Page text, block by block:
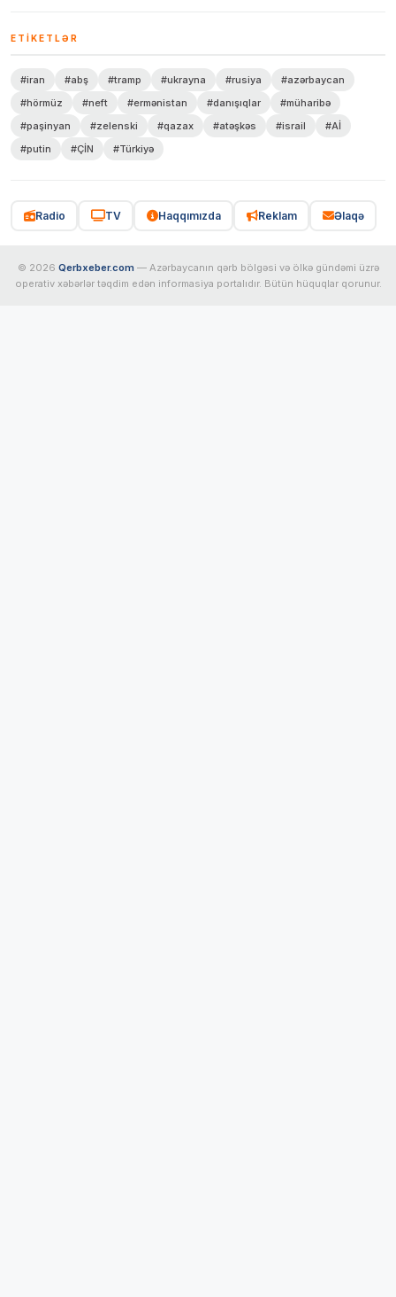
ETIKETLƏR
#iran #abş #tramp #ukrayna #rusiya
#azərbaycan
#hörmüz
#neft #ermənistan #danışıqlar
#müharibə
#paşinyan
#zelenski #qazax #atəşkəs #israil
#Aİ
#putin
#ÇİN #Türkiyə
Radio TV Haqqımızda Reklam Əlaqə
© 2026 Qerbxeber.com — Azərbaycanın qərb bölgəsi və ölkə gündəmi üzrə
operativ xəbərlər təqdim edən informasiya portalıdır. Bütün hüquqlar qorunur.